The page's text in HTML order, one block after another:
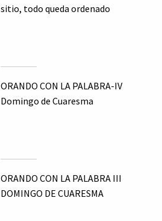
sitio, todo queda ordenado
ORANDO CON LA PALABRA-IV
Domingo de Cuaresma
ORANDO CON LA PALABRA III
DOMINGO DE CUARESMA